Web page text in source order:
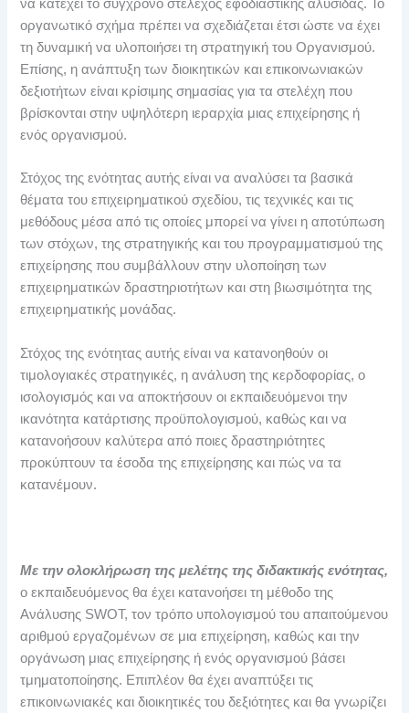
να κατέχει το σύγχρονο στέλεχος εφοδιαστικής αλυσίδας. Το
οργανωτικό σχήμα πρέπει να σχεδιάζεται έτσι ώστε να έχει
τη δυναμική να υλοποιήσει τη στρατηγική του Οργανισμού.
Επίσης, η ανάπτυξη των διοικητικών και επικοινωνιακών
δεξιοτήτων είναι κρίσιμης σημασίας για τα στελέχη που
βρίσκονται στην υψηλότερη ιεραρχία μιας επιχείρησης ή
ενός οργανισμού.
Στόχος της ενότητας αυτής είναι να αναλύσει τα βασικά
θέματα του επιχειρηματικού σχεδίου, τις τεχνικές και τις
μεθόδους μέσα από τις οποίες μπορεί να γίνει η αποτύπωση
των στόχων, της στρατηγικής και του προγραμματισμού της
επιχείρησης που συμβάλλουν στην υλοποίηση των
επιχειρηματικών δραστηριοτήτων και στη βιωσιμότητα της
επιχειρηματικής μονάδας.
Στόχος της ενότητας αυτής είναι να κατανοηθούν οι
τιμολογιακές στρατηγικές, η ανάλυση της κερδοφορίας, ο
ισολογισμός και να αποκτήσουν οι εκπαιδευόμενοι την
ικανότητα κατάρτισης προϋπολογισμού, καθώς και να
κατανοήσουν καλύτερα από ποιες δραστηριότητες
προκύπτουν τα έσοδα της επιχείρησης και πώς να τα
κατανέμουν.
Με την ολοκλήρωση της μελέτης της διδακτικής ενότητας,
ο εκπαιδευόμενος θα έχει κατανοήσει τη μέθοδο της
Ανάλυσης SWOT, τον τρόπο υπολογισμού του απαιτούμενου
αριθμού εργαζομένων σε μια επιχείρηση, καθώς και την
οργάνωση μιας επιχείρησης ή ενός οργανισμού βάσει
τμηματοποίησης. Επιπλέον θα έχει αναπτύξει τις
επικοινωνιακές και διοικητικές του δεξιότητες και θα γνωρίζει